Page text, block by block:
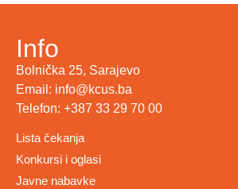
Info
Bolnička 25, Sarajevo
Email: info@kcus.ba
Telefon: +387 33 29 70 00
Lista čekanja
Konkursi i oglasi
Javne nabavke